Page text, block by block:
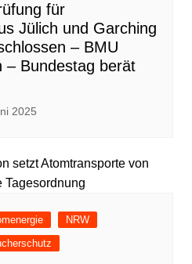
für
Jülich und Garching
– BMU
– Bundestag berät
2025
NRW